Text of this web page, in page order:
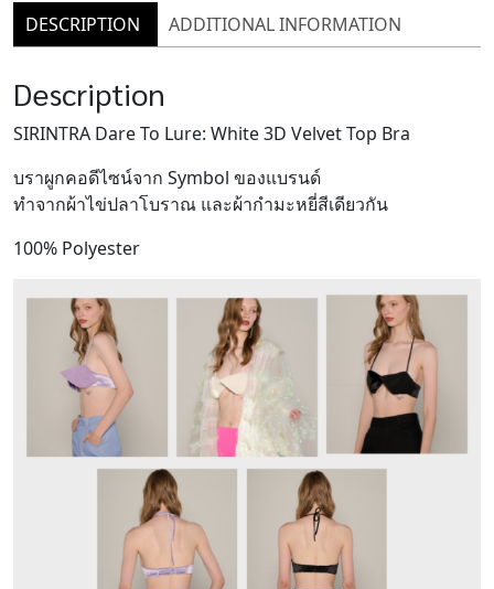
Top
Bra
quantity
DESCRIPTION ADDITIONAL INFORMATION
Description
SIRINTRA Dare To Lure: White 3D Velvet Top Bra
บราผูกคอดีไซน์จาก Symbol ของแบรนด์
ทำจากผ้าไข่ปลาโบราณ และผ้ากำมะหยี่สีเดียวกัน
100% Polyester